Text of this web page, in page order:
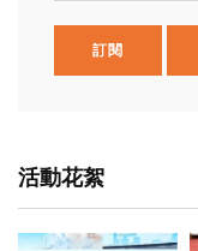
訂閱
活動花絮